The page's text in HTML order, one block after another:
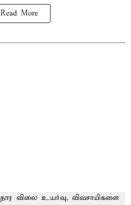
Read More